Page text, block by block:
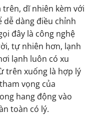
dĩ nhiên kèm với
dễ dàng điều chỉnh
đây là công nghệ
tự nhiên hơn, lạnh
lạnh luôn có xu
trên xuống là hợp lý
vọng của
hang động vào
toàn có lý.